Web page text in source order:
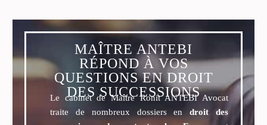
MAÎTRE ANTEBI
RÉPOND À VOS
QUESTIONS EN DROIT
DES SUCCESSIONS
Le cabinet de Maître Ronit ANTEBI Avocat
traite de nombreux dossiers endroit des